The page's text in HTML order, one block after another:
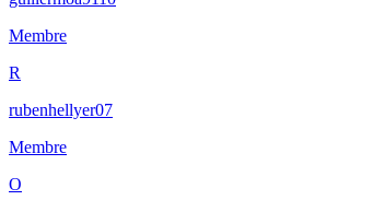
Membre
R
rubenhellyer07
Membre
O